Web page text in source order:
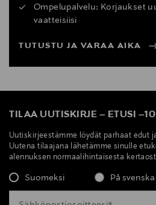
Ompelupalvelu: Korjaukset
vaatteisiisi
TUTUSTU JA VARAA AIKA
TILAA UUTISKIRJE – ETUSI –
Uutiskirjeestämme löydät parhaat edut
Uutena tilaajana lähetämme sinulle
alennuksen normaalihintaisesta
Suomeksi På svenska